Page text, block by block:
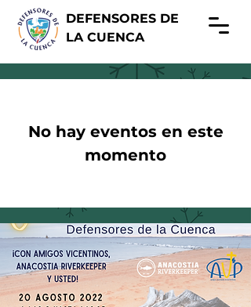
DEFENSORES DE
LA CUENCA
No hay eventos en este
momento